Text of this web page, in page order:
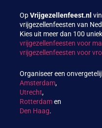
OpVrijgezellenfeest.nl
vrijgezellenfeesten van
Kies uit meer dan 100
vrijgezellenfeesten voor
vrijgezellenfeesten voor
Organiseer een
Amsterdam,
Utrecht,
Rotterdamen
Den Haag.